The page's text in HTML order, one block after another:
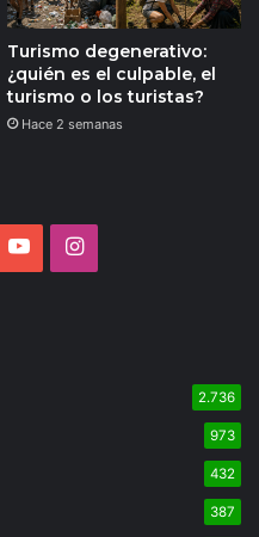
Turismo degenerativo:
¿quién es el culpable, el
turismo o los turistas?
Hace 2 semanas
YouTubeInstagram
2.736
973
432
387